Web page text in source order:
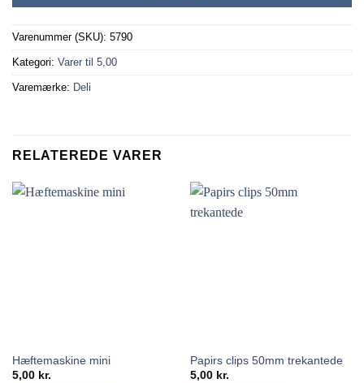
Varenummer (SKU): 5790
Kategori: Varer til 5,00
Varemærke: Deli
RELATEREDE VARER
Hæftemaskine mini
5,00 kr.
Papirs clips 50mm trekantede
5,00 kr.